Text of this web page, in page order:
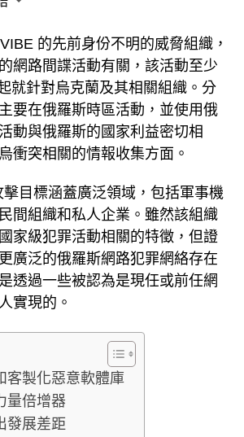
的先前身份不明的威脅組織，
網路間諜活動有關，該活動至少
就針對烏克蘭及其相關組織。分
要在俄羅斯時區活動，並使用俄
動與俄羅斯的國家利益密切相
衝突相關的情報收集方面。
目標涵蓋廣泛領域，包括軍事機
間組織和私人企業。雖然該組織
家級犯罪活動相關的特徵，但證
廣泛的俄羅斯網路犯罪網絡存在
透過一些被認為是現任或前任網
實現的。
客製化惡意軟體庫
量倍增器
發展差距